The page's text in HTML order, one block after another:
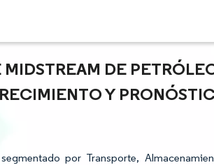
DE
Y
por Transporte,